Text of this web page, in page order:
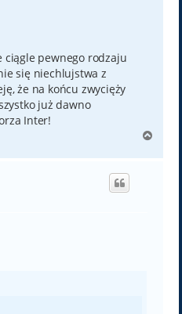
ciągle pewnego rodzaju
się niechlujstwa z
że na końcu zwycięży
już dawno
Inter!
g